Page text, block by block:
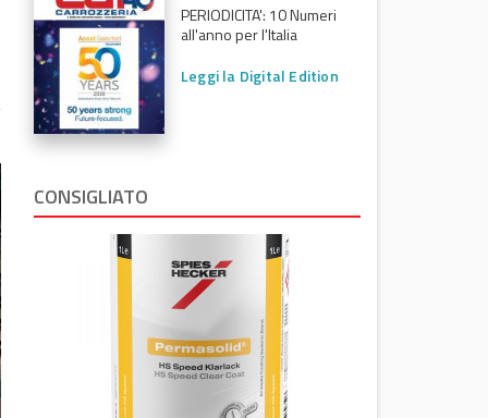
PERIODICITA': 10 Numeri
all'anno per l'Italia
Leggi la Digital Edition
CONSIGLIATO